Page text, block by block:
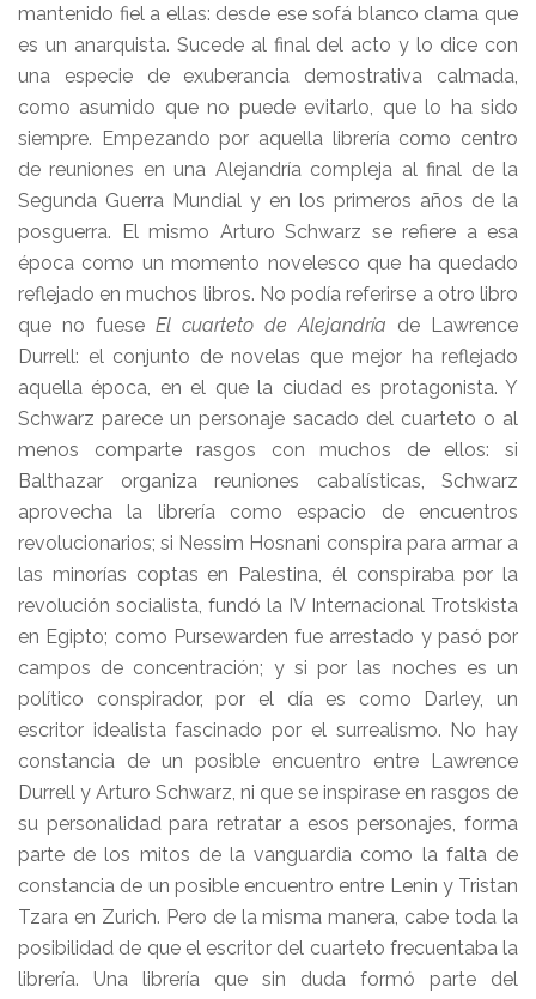
mantenido fiel a ellas: desde ese sofá blanco clama que
es un anarquista. Sucede al final del acto y lo dice con
una especie de exuberancia demostrativa calmada,
como asumido que no puede evitarlo, que lo ha sido
siempre. Empezando por aquella librería como centro
de reuniones en una Alejandría compleja al final de la
Segunda Guerra Mundial y en los primeros años de la
posguerra. El mismo Arturo Schwarz se refiere a esa
época como un momento novelesco que ha quedado
reflejado en muchos libros. No podía referirse a otro libro
que no fuese El cuarteto de Alejandría de Lawrence
Durrell: el conjunto de novelas que mejor ha reflejado
aquella época, en el que la ciudad es protagonista. Y
Schwarz parece un personaje sacado del cuarteto o al
menos comparte rasgos con muchos de ellos: si
Balthazar organiza reuniones cabalísticas, Schwarz
aprovecha la librería como espacio de encuentros
revolucionarios; si Nessim Hosnani conspira para armar a
las minorías coptas en Palestina, él conspiraba por la
revolución socialista, fundó la IV Internacional Trotskista
en Egipto; como Pursewarden fue arrestado y pasó por
campos de concentración; y si por las noches es un
político conspirador, por el día es como Darley, un
escritor idealista fascinado por el surrealismo. No hay
constancia de un posible encuentro entre Lawrence
Durrell y Arturo Schwarz, ni que se inspirase en rasgos de
su personalidad para retratar a esos personajes, forma
parte de los mitos de la vanguardia como la falta de
constancia de un posible encuentro entre Lenin y Tristan
Tzara en Zurich. Pero de la misma manera, cabe toda la
posibilidad de que el escritor del cuarteto frecuentaba la
librería. Una librería que sin duda formó parte del